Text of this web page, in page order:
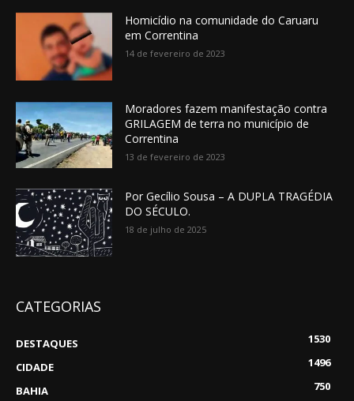
Homicídio na comunidade do Caruaru
em Correntina
14 de fevereiro de 2023
Moradores fazem manifestação contra
GRILAGEM de terra no município de
Correntina
13 de fevereiro de 2023
Por Gecílio Sousa – A DUPLA TRAGÉDIA
DO SÉCULO.
18 de julho de 2025
CATEGORIAS
DESTAQUES
1530
CIDADE
1496
BAHIA
750